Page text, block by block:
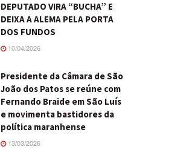
DEPUTADO VIRA “BUCHA” E
DEIXA A ALEMA PELA PORTA
DOS FUNDOS
10/04/2026
Presidente da Câmara de São
João dos Patos se reúne com
Fernando Braide em São Luís
e movimenta bastidores da
política maranhense
13/03/2026